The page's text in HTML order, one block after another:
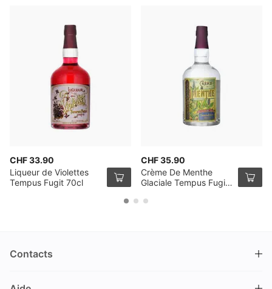
CHF 33.90
Liqueur de Violettes
Tempus Fugit 70cl
CHF 35.90
Crème De Menthe
Glaciale Tempus Fugit
Contacts